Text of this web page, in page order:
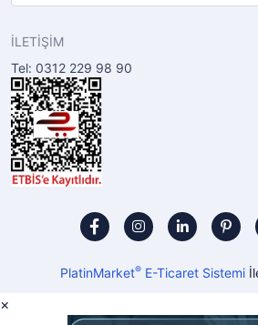
İLETİŞİM
Tel: 0312 229 98 90
PlatinMarket®E-Ticaret Sistemi
×